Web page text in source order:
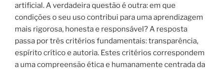
artificial. A verdadeira questão é outra: em que
condições o seu uso contribui para uma aprendizagem
mais rigorosa, honesta e responsável? A resposta
passa por três critérios fundamentais: transparência,
espírito crítico e autoria. Estes critérios correspondem
a uma compreensão ética e humanamente centrada da